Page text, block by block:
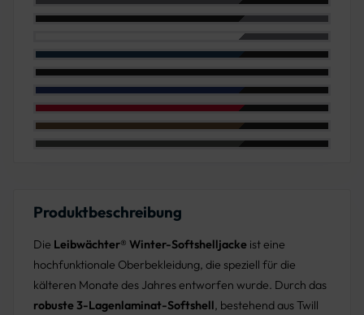
Farbe: Grau/Schwarz
Farbe: Schwarz/Grau
Farbe: Weiß/Grau
Farbe: Marine/Schwarz
Farbe: Schwarz
Farbe: Kornblau/Schwarz
Farbe: Rot/Schwarz
Farbe: Haselnuss/Schwarz
Farbe: Anthrazit/Schwarz
Produktbeschreibung
Die Leibwächter® Winter-Softshelljacke ist eine
hochfunktionale Oberbekleidung, die speziell für die
kälteren Monate des Jahres entworfen wurde. Durch das
robuste 3-Lagenlaminat-Softshell, bestehend aus Twill